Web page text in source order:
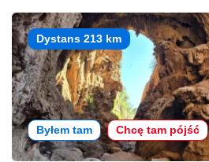
Dystans 213 km
Byłem tam Chcę tam pójść